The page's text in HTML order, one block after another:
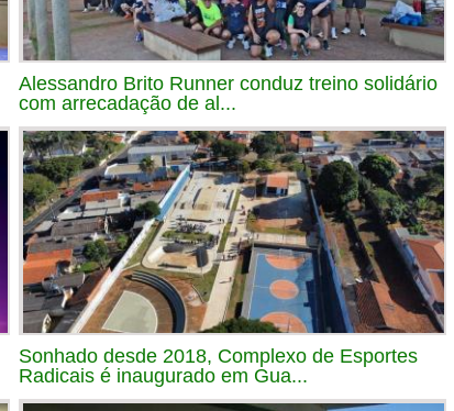
Alessandro Brito Runner conduz treino solidário
com arrecadação de al...
Sonhado desde 2018, Complexo de Esportes
Radicais é inaugurado em Gua...